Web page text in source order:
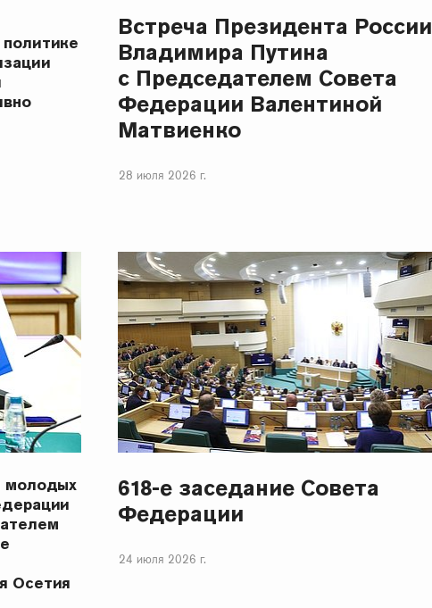
Встреча Президента России
Владимира Путина
с Председателем Совета
Федерации Валентиной
Матвиенко
28 июля 2026 г.
молодых
Осетия
618-е заседание Совета
Федерации
24 июля 2026 г.